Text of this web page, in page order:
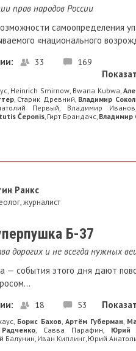
прав народов России
самоопределения
«национального
33 169
, Heinrich Smirnow, Bwana Kubwa,
, Старик Древний, Владимир
Первый, Владимир Иванов
Čeponis, Гирт Брандачс, Владимир
Ранкс
журналист
Б-37
дорогих и не всегда нужных
— события этого дня дают
18 53
, Борис Бахов, Артём Губерман,
, Савва Парафин, Юрий
Балунин, Иван Киплинг, Юрий